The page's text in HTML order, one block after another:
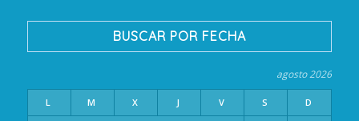
BUSCAR POR FECHA
agosto 2026
L M X J V S D